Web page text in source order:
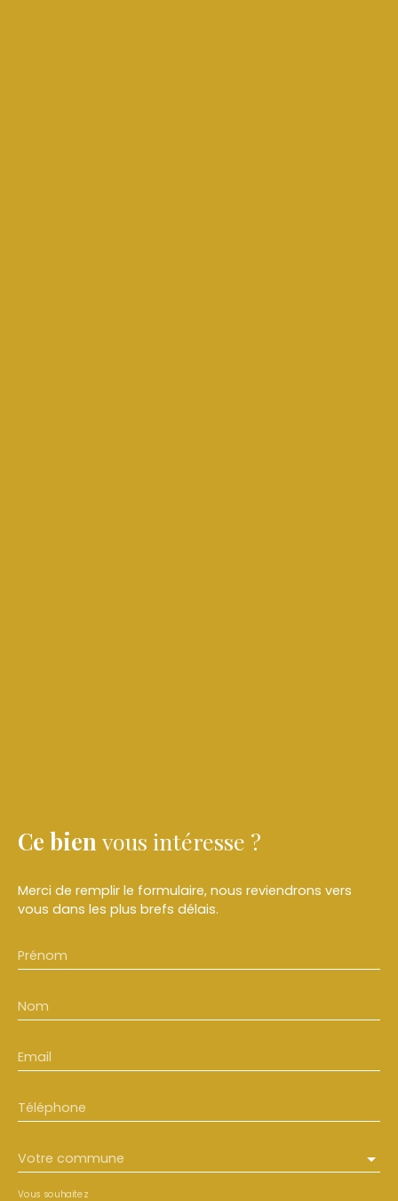
Ce bien vous intéresse ?
Merci de remplir le formulaire, nous reviendrons vers
vous dans les plus brefs délais.
Prénom
Nom
Email
Téléphone
Votre commune
Vous souhaitez